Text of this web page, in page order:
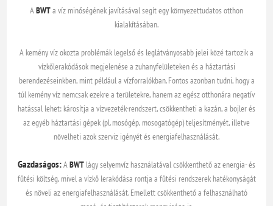
ABWTa víz minőségének javításával segít egy környezettudatos otthon
kialakításában.
A kemény víz okozta problémák legelső és leglátványosabb jelei közé tartozik a
vízkőlerakódások megjelenése a zuhanyfelületeken és a háztartási
berendezéseinkben, mint például a vízforralókban. Fontos azonban tudni, hogy a
túl kemény víz nemcsak ezekre a területekre, hanem az egész otthonára negatív
hatással lehet: károsítja a vízvezeték-rendszert, csökkentheti a kazán, a bojler és
az egyéb háztartási gépek (pl. mosógép, mosogatógép) teljesítményét, illetve
növelheti azok szerviz igényét és energiafelhasználását.
Gazdaságos:ABWT lágy selyemvíz használatával csökkenthető az energia- és
fűtési költség, mivel a vízkő lerakódása rontja a fűtési rendszerek hatékonyságát
és növeli az energiafelhasználását. Emellett csökkenthető a felhasználható